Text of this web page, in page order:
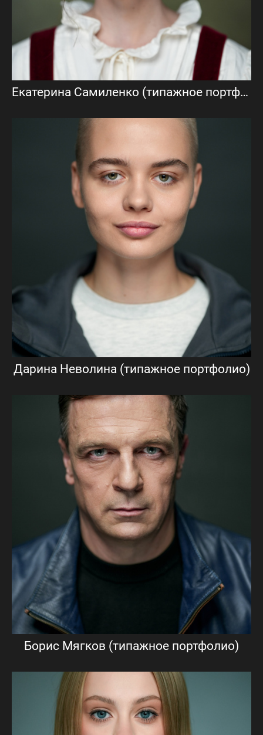
Екатерина Самиленко (типажное портфолио)
Дарина Неволина (типажное портфолио)
Борис Мягков (типажное портфолио)